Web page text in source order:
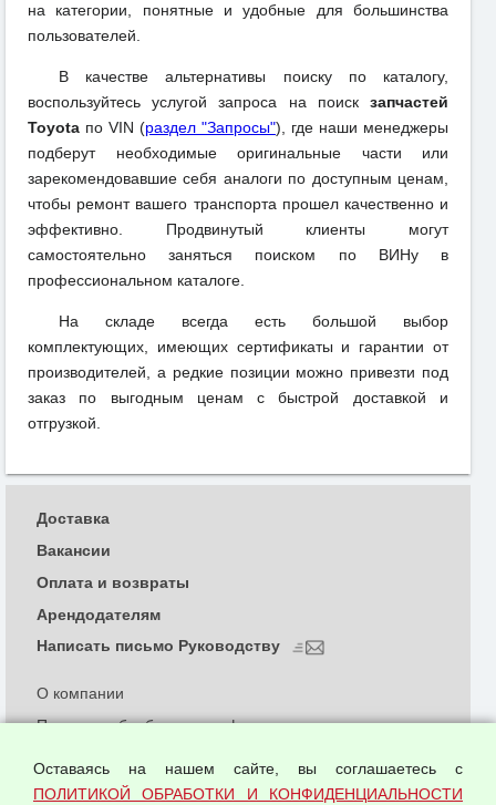
на категории, понятные и удобные для большинства
пользователей.
В качестве альтернативы поиску по каталогу,
воспользуйтесь услугой запроса на поиск запчастей
Toyota по VIN (раздел "Запросы"), где наши менеджеры
подберут необходимые оригинальные части или
зарекомендовавшие себя аналоги по доступным ценам,
чтобы ремонт вашего транспорта прошел качественно и
эффективно. Продвинутый клиенты могут
самостоятельно заняться поиском по ВИНу в
профессиональном каталоге.
На складе всегда есть большой выбор
комплектующих, имеющих сертификаты и гарантии от
производителей, а редкие позиции можно привезти под
заказ по выгодным ценам с быстрой доставкой и
отгрузкой.
О компании
Политика обработки и конфиденциальности
Согласием на обработку персональных данных
Доставка
Вакансии
Оплата и возвраты
Арендодателям
Написать письмо Руководству
Оставаясь на нашем сайте, вы соглашаетесь с
ПОЛИТИКОЙ ОБРАБОТКИ И КОНФИДЕНЦИАЛЬНОСТИ